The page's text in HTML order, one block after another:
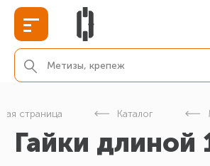
страница Каталог
Гайки длиной